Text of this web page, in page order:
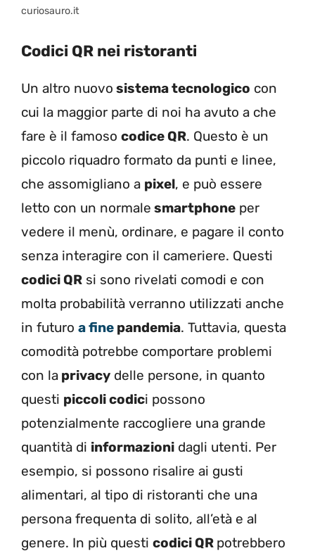
curiosauro.it
Codici QR nei ristoranti
Un altro nuovo sistema tecnologico con
cui la maggior parte di noi ha avuto a che
fare è il famoso codice QR. Questo è un
piccolo riquadro formato da punti e linee,
che assomigliano a pixel, e può essere
letto con un normale smartphone per
vedere il menù, ordinare, e pagare il conto
senza interagire con il cameriere. Questi
codici QR si sono rivelati comodi e con
molta probabilità verranno utilizzati anche
in futuro a fine pandemia. Tuttavia, questa
comodità potrebbe comportare problemi
con la privacy delle persone, in quanto
questi piccoli codici possono
potenzialmente raccogliere una grande
quantità di informazioni dagli utenti. Per
esempio, si possono risalire ai gusti
alimentari, al tipo di ristoranti che una
persona frequenta di solito, all’età e al
genere. In più questi codici QR potrebbero